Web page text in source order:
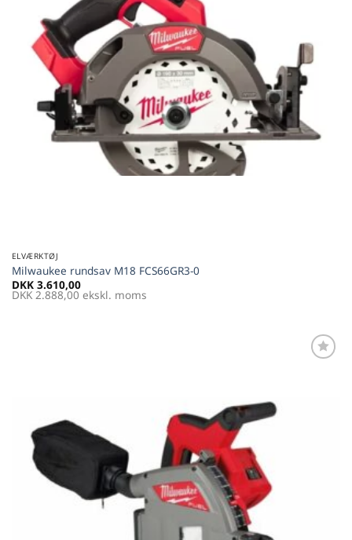
ELVÆRKTØJ
Milwaukee rundsav M18 FCS66GR3-0
DKK 3.610,00
DKK 2.888,00 ekskl. moms